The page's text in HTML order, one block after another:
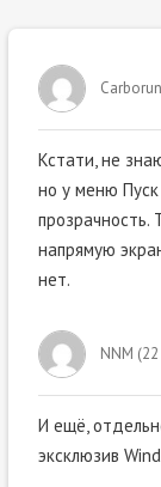
Кстати, не
но у меню
прозрачность.
напрямую
нет.
NNM (
И ещё,
эксклюзив